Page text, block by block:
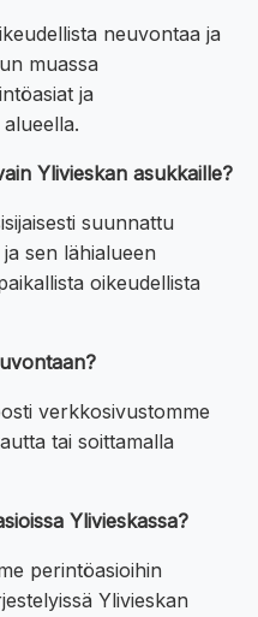
neuvontaa ja
muassa
ja
Ylivieskan asukkaille?
suunnattu
sen lähialueen
oikeudellista
verkkosivustomme
tai soittamalla
Ylivieskassa?
perintöasioihin
Ylivieskan